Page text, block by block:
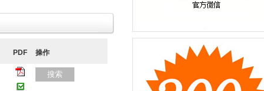
PDF 操作
搜索